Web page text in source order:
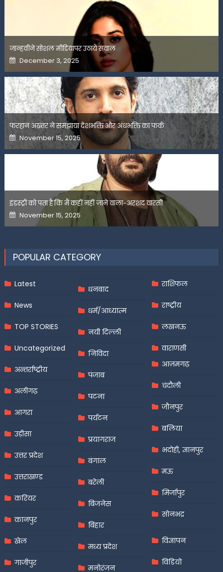
जान्हवीने सोशल मीडियापर उठाये सवाल
Posted
on
December 3, 2025
फरहान अख्तर ने समझाया देशभक्ति और अंधभक्ति का फर्क
Posted
on
November 15, 2025
इंडस्ट्री को पता है कि मैं कहीं नहीं जाने वाला-अरशद वारसी
Posted
on
November 15, 2025
POPULAR CATEGORY
Latest
News
TOP STORIES
Uncategorized
अन्तर्राष्ट्रीय
अलीगढ़
आगरा
उड़ीसा
उत्तर प्रदेश
उत्तराखण्ड
करियर
कानपुर
खेल
गाजीपुर
धनबाद
धर्म/आध्यात्म
नयी दिल्ली
निविदा
पंजाब
पटना
पर्यटन
प्रयागराज
बंगाल
बरेली
बिजनेस
बिहार
मध्य प्रदेश
मनोरंजन
राशिफल
राष्ट्रीय
लखनऊ
वाराणसी
आज़मगढ़
चंदौली
जौनपुर
बलिया
भदोही, ज्ञानपुर
मऊ
मिर्जापुर
सोनभद्र
विज्ञापन
विडियो